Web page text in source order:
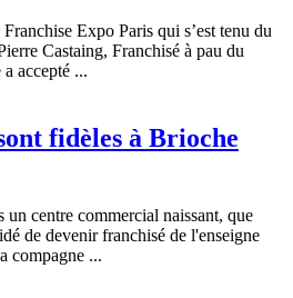
Expo Paris qui s’est tenu du
Castaing, Franchisé à pau du
accepté ...
fidèles à Brioche
un centre commercial naissant, que
de devenir franchisé de l'enseigne
compagne ...